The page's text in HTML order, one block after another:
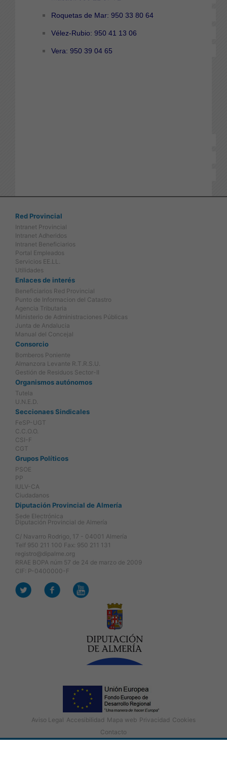
Roquetas de Mar: 950 33 80 64
Vélez-Rubio: 950 41 13 06
Vera: 950 39 04 65
Red Provincial
Intranet Provincial
Intranet Adheridos
Intranet Beneficiarios
Portal Empleados
Servicios EE.LL.
Utilidades
Enlaces de interés
Beneficiarios Red Provincial
Punto de Informacion del Catastro
Agencia Tributaria
Ministerio de Administraciones Públicas
Junta de Andalucia
Manual del Concejal
Consorcio
Bomberos Poniente
Almanzora Levante R.T.R.S.U.
Gestión de Residuos Sector-II
Organismos autónomos
Tutela
U.N.E.D.
Seccionaes Sindicales
FeSP-UGT
C.C.O.O.
CSI-F
CGT
Grupos Políticos
PSOE
PP
IULV-CA
Ciudadanos
Diputación Provincial de Almería
Sede Electrónica
Diputación Provincial de Almería
C/ Navarro Rodrigo, 17 - 04001 Almería
Telf 950 211 100 Fax: 950 211 131
registro@dipalme.org
RRAE BOPA núm 57 de 24 de marzo de 2009
CIF: P-0400000-F
Aviso Legal Accesibilidad Mapa web Privacidad Cookies
Contacto